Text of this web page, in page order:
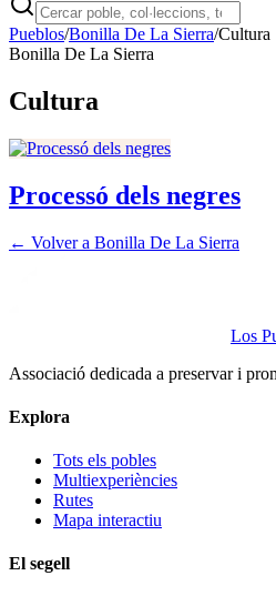
Pueblos/Bonilla De La Sierra/Cultura
Bonilla De La Sierra
Cultura
Processó dels negres
← Volver a Bonilla De La Sierra
Los
Associació dedicada a preservar i
Explora
Tots els pobles
Multiexperiències
Rutes
Mapa interactiu
El segell